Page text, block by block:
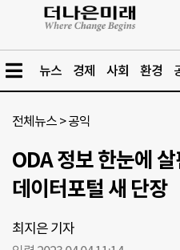
뉴스 경제 사회 환경
전체뉴스 >공익
ODA 정보 한눈에
데이터포털 새 단장
최지은 기자